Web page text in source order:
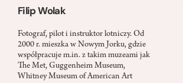
Filip Wolak
Fotograf, pilot i instruktor lotniczy. Od
2000 r. mieszka w Nowym Jorku, gdzie
współpracuje m.in. z takim muzeami jak
The Met, Guggenheim Museum,
Whitney Museum of American Art